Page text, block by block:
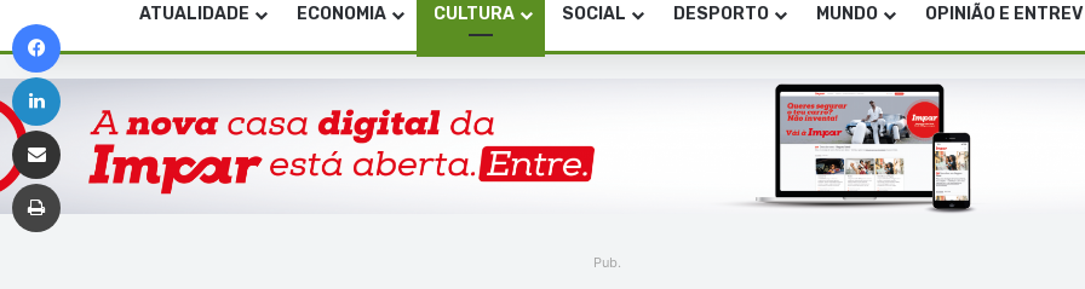
ATUALIDADE ECONOMIA CULTURA SOCIAL DESPORTO MUNDO OPINIÃO E
Pub.
Linkedin
Imprimir